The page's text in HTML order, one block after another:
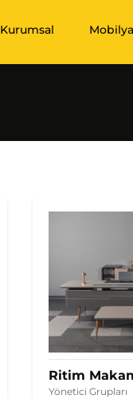
Kurumsal
Ritim
Yönetici Grupları